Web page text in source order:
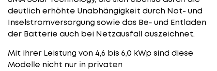
deutlich erhöhte Unabhängigkeit durch Not- und
Inselstromversorgung sowie das Be- und Entladen
der Batterie auch bei Netzausfall auszeichnet.
Mit ihrer Leistung von 4,6 bis 6,0 kWp sind diese
Modelle nicht nur in privaten